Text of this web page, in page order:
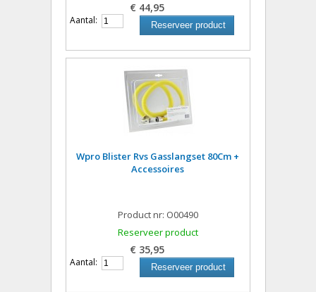
€ 44,95
Aantal: Reserveer product
Wpro Blister Rvs Gasslangset 80Cm +
Accessoires
Product nr: O00490
Reserveer product
€ 35,95
Aantal: Reserveer product